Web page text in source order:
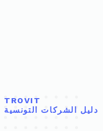
TROVIT
دليل الشركات التونسية